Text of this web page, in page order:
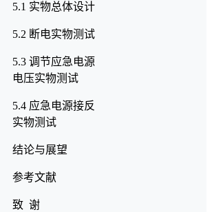
5.1 实物总体设计
5.2 断电实物测试
5.3 调节应急电源
电压实物测试
5.4 应急电源接反
实物测试
结论与展望
参考文献
致 谢